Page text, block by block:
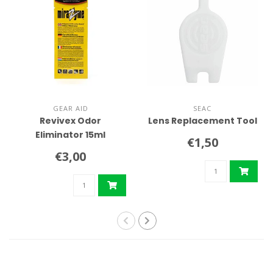
GEAR AID
Revivex Odor
Eliminator 15ml
€3,00
SEAC
Lens Replacement Tool
€1,50